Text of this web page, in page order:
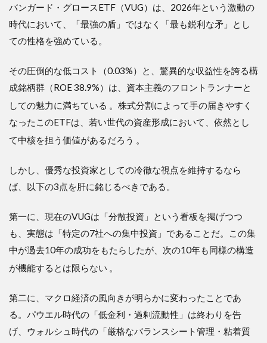
バンガード・グロースETF（VUG）は、2026年という激動の
時代において、「最強の盾」ではなく「最も鋭利な矛」とし
ての性格を強めている。
その圧倒的な低コスト（0.03%）と、驚異的な収益性を誇る構
成銘柄群（ROE 38.9%）は、資本主義のフロントランナーと
しての魅力に満ちている 。株式分割によって手の届きやすく
なったこのETFは、若い世代の資産形成において、依然とし
て中核を担う価値があるだろう 。
しかし、優秀な投資家としての冷徹な視点を維持するなら
ば、以下の3点を肝に銘じるべきである。
第一に、現在のVUGは「分散投資」という看板を掲げつつ
も、実態は「特定の7社への集中投資」であることだ。この集
中が過去10年の成功をもたらしたが、次の10年も同様の構造
が機能するとは限らない 。
第二に、マクロ経済の風向きが明らかに変わったことであ
る。パウエル時代の「低金利・過剰流動性」は終わりを告
げ、ウォルシュ時代の「厳格なバランスシート管理・粘着質